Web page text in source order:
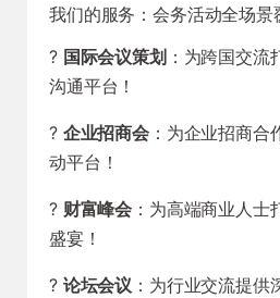
我们的服务：会务活动全场景
? 国际会议策划 ：为跨国交
沟通平台！
? 企业招商会：为企业招商合
动平台！
? 财富峰会 ：为高端商业人
盛宴！
? 论坛会议 ：为行业交流提